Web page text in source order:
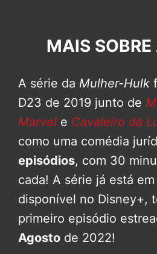
MAIS
A série da Mulher-Hulk
D23 de 2019 junto de
Marvel e Cavaleiro da
como uma comédia
episódios, com 30
cada! A série já está
disponível no Disney+,
primeiro episódio
Agosto de 2022!